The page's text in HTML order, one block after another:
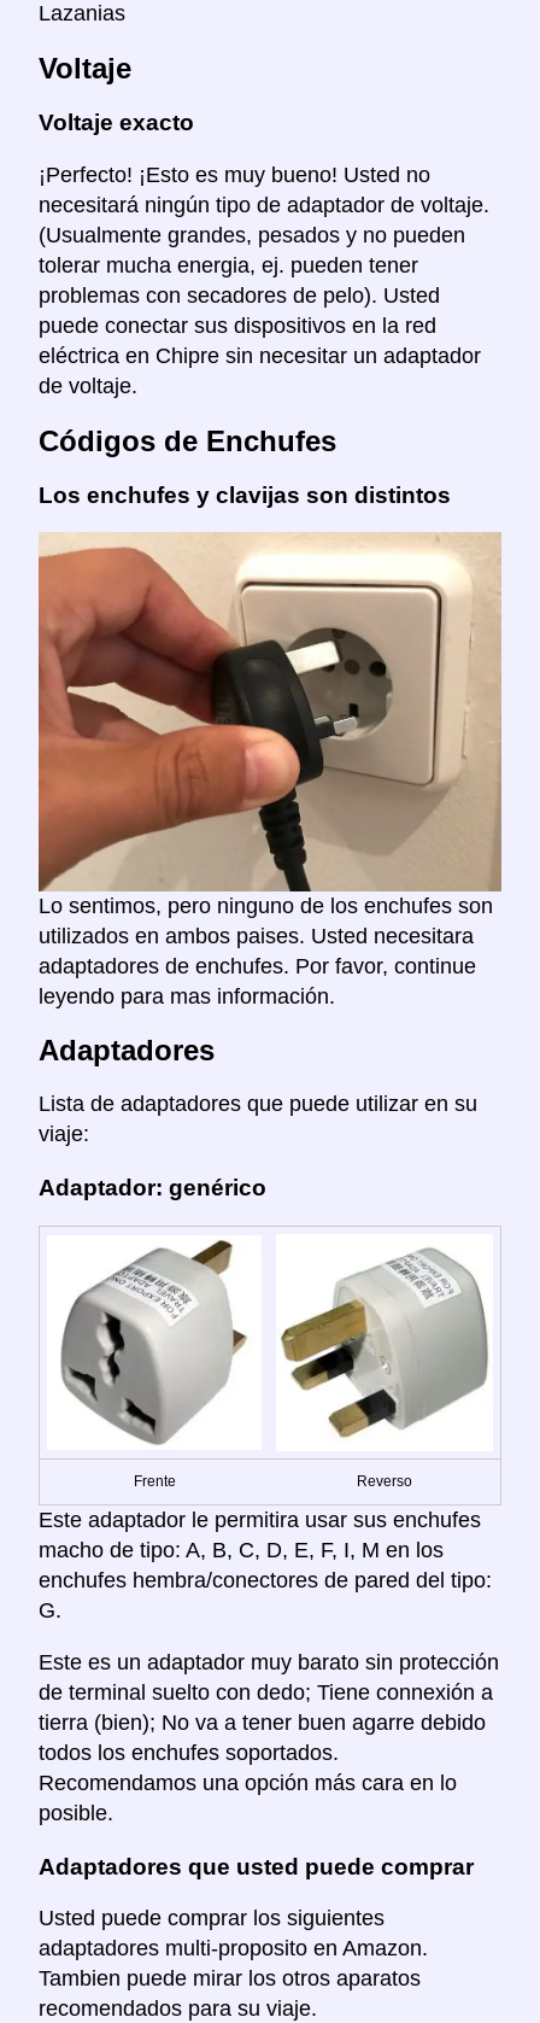
Lazanias
Voltaje
Voltaje exacto
¡Perfecto! ¡Esto es muy bueno! Usted no
necesitará ningún tipo de adaptador de voltaje.
(Usualmente grandes, pesados y no pueden
tolerar mucha energia, ej. pueden tener
problemas con secadores de pelo). Usted
puede conectar sus dispositivos en la red
eléctrica en Chipre sin necesitar un adaptador
de voltaje.
Códigos de Enchufes
Los enchufes y clavijas son distintos
Lo sentimos, pero ninguno de los enchufes son
utilizados en ambos paises. Usted necesitara
adaptadores de enchufes. Por favor, continue
leyendo para mas información.
Adaptadores
Lista de adaptadores que puede utilizar en su
viaje:
Adaptador: genérico
Frente Reverso
Este adaptador le permitira usar sus enchufes
macho de tipo: A, B, C, D, E, F, I, M en los
enchufes hembra/conectores de pared del tipo:
G.
Este es un adaptador muy barato sin protección
de terminal suelto con dedo; Tiene connexión a
tierra (bien); No va a tener buen agarre debido
todos los enchufes soportados.
Recomendamos una opción más cara en lo
posible.
Adaptadores que usted puede comprar
Usted puede comprar los siguientes
adaptadores multi-proposito en Amazon.
Tambien puede mirar los otros aparatos
recomendados para su viaje.